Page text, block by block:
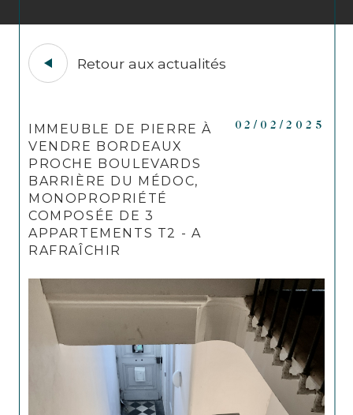
Retour aux actualités
IMMEUBLE DE PIERRE À
VENDRE BORDEAUX
PROCHE BOULEVARDS
BARRIÈRE DU MÉDOC,
MONOPROPRIÉTÉ
COMPOSÉE DE 3
APPARTEMENTS T2 - A
RAFRAÎCHIR
02/02/2025